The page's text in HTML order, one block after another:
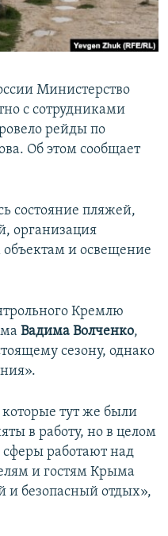
Министерство
с сотрудниками
рейды по
Об этом сообщает
состояние пляжей,
организация
и освещение
Кремлю
Вадима Волченко,
сезону, однако
тут же были
в работу, но в целом
сферы работают над
и гостям Крыма
и безопасный отдых»,